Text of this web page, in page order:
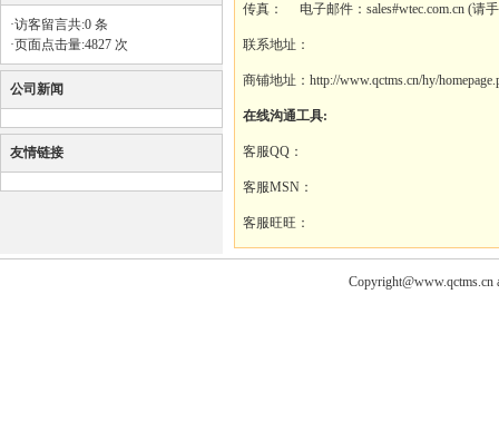
·访客留言共:0 条
·页面点击量:4827 次
公司新闻
友情链接
传真： 电子邮件：sales#wtec.com.cn (请手
联系地址：
商铺地址：http://www.qctms.cn/hy/
在线沟通工具:
客服QQ：
客服MSN：
客服旺旺：
Copyright@www.qctms.cn